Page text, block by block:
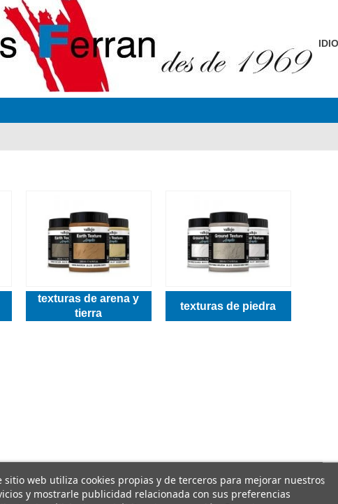
texturas de arena y
tierra
texturas de piedra
sitio web utiliza cookies propias y de terceros para mejorar nuestros
y mostrarle publicidad relacionada con sus preferencias